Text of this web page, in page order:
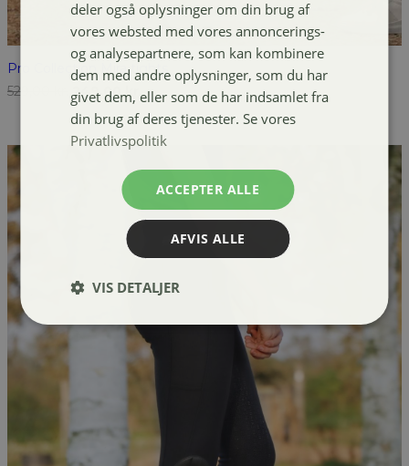
Pro Collection Mira tights
529,00
Den
oprindelige
pris
var:
249,00kr. Den
aktuelle
pris
er:
deler også oplysninger om din brug af
vores websted med vores annoncerings-
og analysepartnere, som kan kombinere
dem med andre oplysninger, som du har
givet dem, eller som de har indsamlet fra
din brug af deres tjenester. Se vores
Privatlivspolitik
ACCEPTER ALLE
AFVIS ALLE
VIS DETALJER